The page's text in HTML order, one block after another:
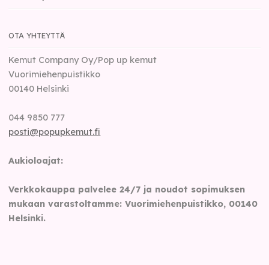
OTA YHTEYTTÄ
Kemut Company Oy/Pop up kemut
Vuorimiehenpuistikko
00140 Helsinki
044 9850 777
posti@popupkemut.fi
Aukioloajat:
Verkkokauppa palvelee 24/7 ja noudot sopimuksen
mukaan varastoltamme: Vuorimiehenpuistikko, 00140
Helsinki.